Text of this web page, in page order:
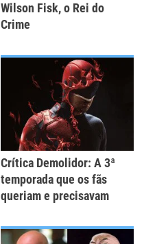
Wilson Fisk, o Rei do
Crime
Crítica Demolidor: A 3ª
temporada que os fãs
queriam e precisavam